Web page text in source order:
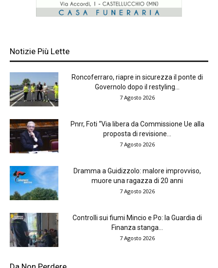
Notizie Più Lette
Roncoferraro, riapre in sicurezza il ponte di
Governolo dopo il restyling...
7 Agosto 2026
Pnrr, Foti “Via libera da Commissione Ue alla
proposta di revisione...
7 Agosto 2026
Dramma a Guidizzolo: malore improvviso,
muore una ragazza di 20 anni
7 Agosto 2026
Controlli sui fiumi Mincio e Po: la Guardia di
Finanza stanga...
7 Agosto 2026